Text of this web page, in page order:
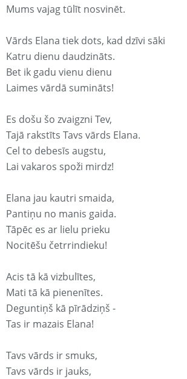
Mums vajag tūlīt nosvinēt.
Vārds Elana tiek dots, kad dzīvi sāki
Katru dienu daudzināts.
Bet ik gadu vienu dienu
Laimes vārdā sumināts!
Es došu šo zvaigzni Tev,
Tajā rakstīts Tavs vārds Elana.
Cel to debesīs augstu,
Lai vakaros spoži mirdz!
Elana jau kautri smaida,
Pantiņu no manis gaida.
Tāpēc es ar lielu prieku
Nocitēšu četrrindieku!
Acis tā kā vizbulītes,
Mati tā kā pienenītes.
Deguntiņš kā pīrādziņš -
Tas ir mazais Elana!
Tavs vārds ir smuks,
Tavs vārds ir jauks,